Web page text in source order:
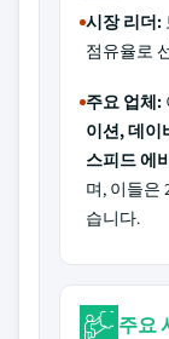
시장 리더:
점유율로
주요 업체:
이션, 데이
스피드 에
며, 이들은
습니다.
주요